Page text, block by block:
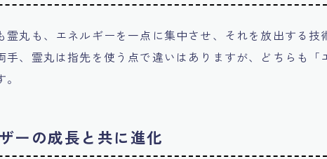
霊丸も、エネルギーを一点に集中させ、それを放出する技
手、霊丸は指先を使う点で違いはありますが、どちらも「
ーの成長と共に進化